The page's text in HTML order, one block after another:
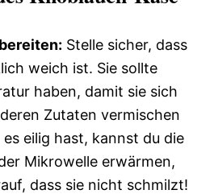
Stelle sicher, dass
weich ist. Sie sollte
haben, damit sie sich
Zutaten vermischen
es eilig hast, kannst du die
Mikrowelle erwärmen,
dass sie nicht schmilzt!